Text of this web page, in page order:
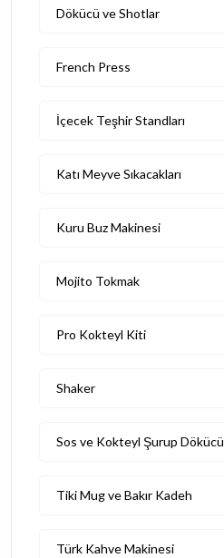
Dökücü ve Shotlar
French Press
İçecek Teşhir Standları
Katı Meyve Sıkacakları
Kuru Buz Makinesi
Mojito Tokmak
Pro Kokteyl Kiti
Shaker
Sos ve Kokteyl Şurup Dökücü
Tiki Mug ve Bakır Kadeh
Türk Kahve Makinesi